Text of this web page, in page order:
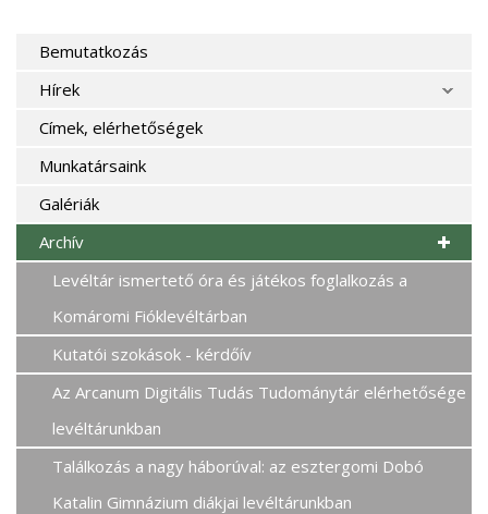
Bemutatkozás
Hírek
Címek, elérhetőségek
Munkatársaink
Galériák
Archív
Levéltár ismertető óra és játékos foglalkozás a
Komáromi Fióklevéltárban
Kutatói szokások - kérdőív
Az Arcanum Digitális Tudás Tudománytár elérhetősége
levéltárunkban
Találkozás a nagy háborúval: az esztergomi Dobó
Katalin Gimnázium diákjai levéltárunkban